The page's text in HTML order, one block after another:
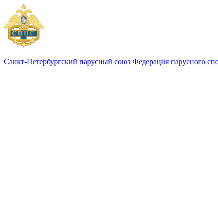
Санкт-Петербургский парусный союз Федерация парусного